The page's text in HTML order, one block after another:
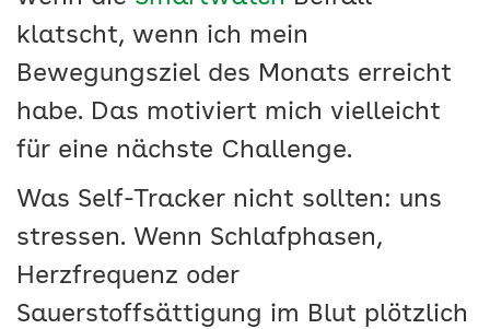
klatscht, wenn ich mein
Bewegungsziel des Monats erreicht
habe. Das motiviert mich vielleicht
für eine nächste Challenge.
Was Self-Tracker nicht sollten: uns
stressen. Wenn Schlafphasen,
Herzfrequenz oder
Sauerstoffsättigung im Blut plötzlich